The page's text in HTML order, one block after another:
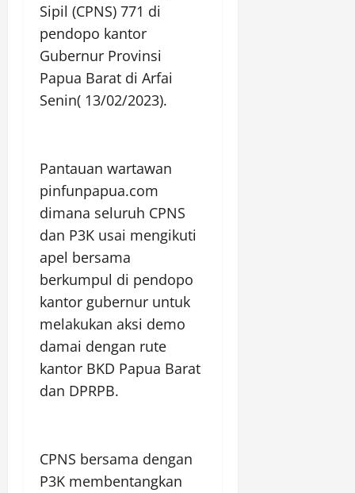
Sipil (CPNS) 771 di
pendopo kantor
Gubernur Provinsi
Papua Barat di Arfai
Senin( 13/02/2023).
Pantauan wartawan
pinfunpapua.com
dimana seluruh CPNS
dan P3K usai mengikuti
apel bersama
berkumpul di pendopo
kantor gubernur untuk
melakukan aksi demo
damai dengan rute
kantor BKD Papua Barat
dan DPRPB.
CPNS bersama dengan
P3K membentangkan